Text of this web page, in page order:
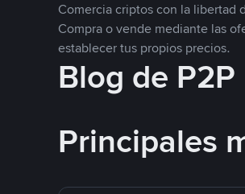
Comercia criptos con la libertad
Compra o vende mediante las
establecer tus propios precios.
Blog de P2P
Principales